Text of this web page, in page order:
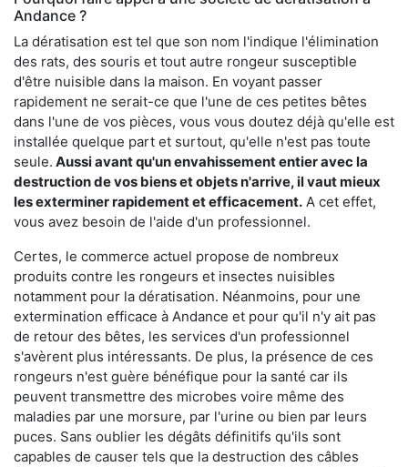
Andance ?
La dératisation est tel que son nom l'indique l'élimination
des rats, des souris et tout autre rongeur susceptible
d'être nuisible dans la maison. En voyant passer
rapidement ne serait-ce que l'une de ces petites bêtes
dans l'une de vos pièces, vous vous doutez déjà qu'elle est
installée quelque part et surtout, qu'elle n'est pas toute
seule. Aussi avant qu'un envahissement entier avec la
destruction de vos biens et objets n'arrive, il vaut mieux
les exterminer rapidement et efficacement. A cet effet,
vous avez besoin de l'aide d'un professionnel.
Certes, le commerce actuel propose de nombreux
produits contre les rongeurs et insectes nuisibles
notamment pour la dératisation. Néanmoins, pour une
extermination efficace à Andance et pour qu'il n'y ait pas
de retour des bêtes, les services d'un professionnel
s'avèrent plus intéressants. De plus, la présence de ces
rongeurs n'est guère bénéfique pour la santé car ils
peuvent transmettre des microbes voire même des
maladies par une morsure, par l'urine ou bien par leurs
puces. Sans oublier les dégâts définitifs qu'ils sont
capables de causer tels que la destruction des câbles